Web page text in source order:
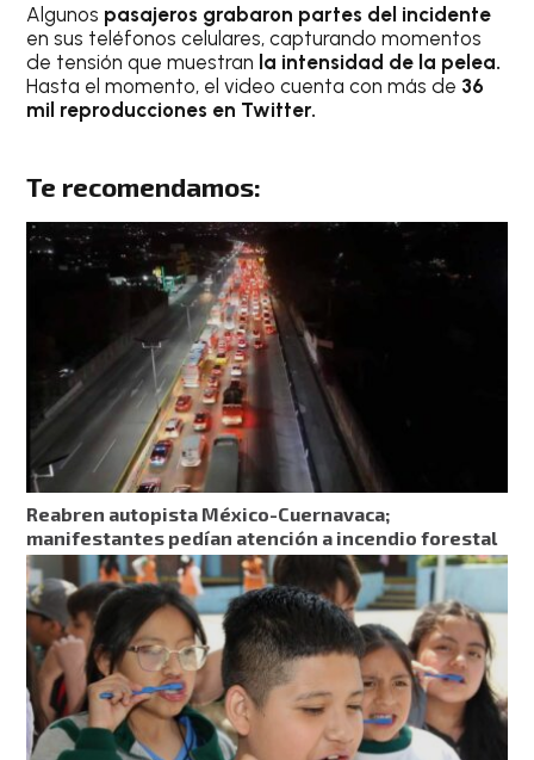
Algunos pasajeros grabaron partes del incidente
en sus teléfonos celulares, capturando momentos
de tensión que muestran la intensidad de la pelea.
Hasta el momento, el video cuenta con más de 36
mil reproducciones en Twitter.
Te recomendamos:
Reabren autopista México-Cuernavaca;
manifestantes pedían atención a incendio forestal